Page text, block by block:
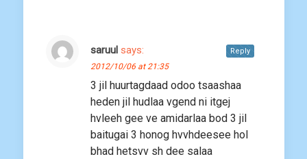
saruul says:
2012/10/06 at 21:35
3 jil huurtagdaad odoo tsaashaa
heden jil hudlaa vgend ni itgej
hvleeh gee ve amidarlaa bod 3 jil
baitugai 3 honog hvvhdeesee hol
bhad hetsvv sh dee salaa
Reply